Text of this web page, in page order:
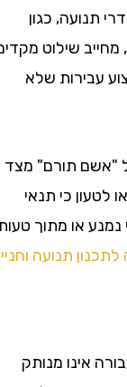
כגון
שילוט מקדים
שלא
תורם" מצד
כי תנאי
או מתוך טעות
תנועה וחנייה
מנותק